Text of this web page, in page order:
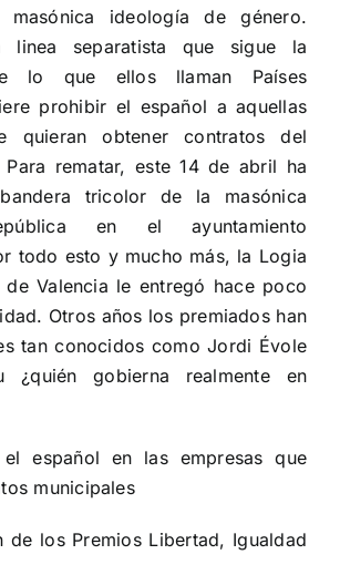
masónica ideología de género.
linea separatista que sigue la
lo que ellos llaman Países
prohibir el español a aquellas
quieran obtener contratos del
Para rematar, este 14 de abril ha
tricolor de la masónica
en el ayuntamiento
todo esto y mucho más, la Logia
de Valencia le entregó hace poco
Otros años los premiados han
tan conocidos como Jordi Évole
¿quién gobierna realmente en
español en las empresas que
municipales
de los Premios Libertad, Igualdad